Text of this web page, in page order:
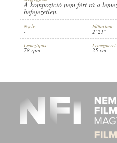
INTERPRET: SPECIAL RECORD
A kompozíció nem fért rá a
befejezetlen.
Nyelv:
-
Időtartam:
2' 21"
Lemeztípus:
78 rpm
Lemezméret:
25 cm